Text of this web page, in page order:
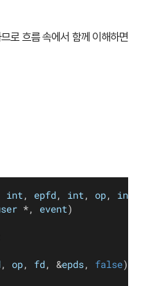
로 흐름 속에서 함께 이해하면
int, epfd, int, op, int
*, event)
, op, fd, &epds, false);